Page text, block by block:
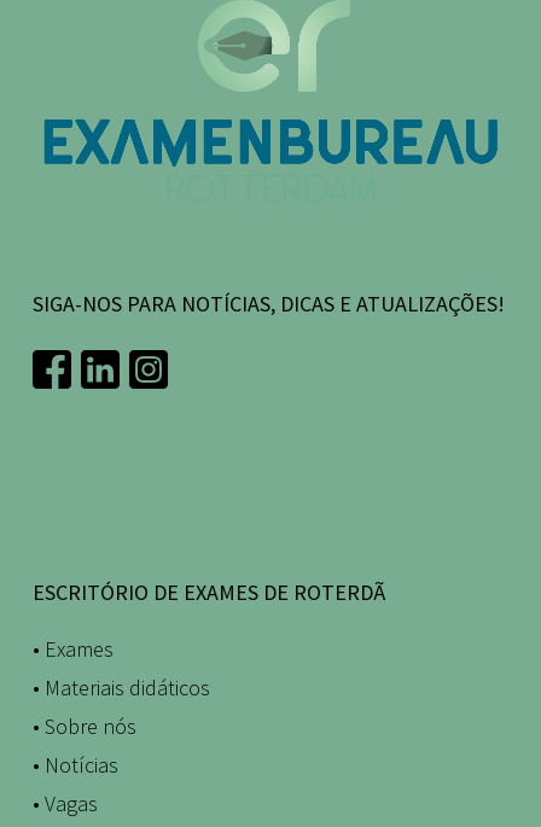
SIGA-NOS PARA NOTÍCIAS, DICAS E ATUALIZAÇÕES!
ESCRITÓRIO DE EXAMES DE ROTERDÃ
• Exames
• Materiais didáticos
• Sobre nós
• Notícias
• Vagas